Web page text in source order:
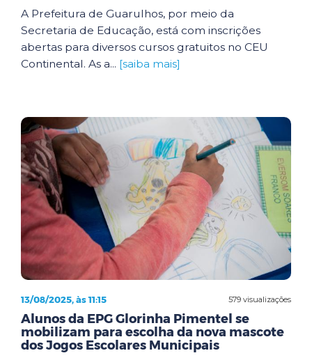
A Prefeitura de Guarulhos, por meio da
Secretaria de Educação, está com inscrições
abertas para diversos cursos gratuitos no CEU
Continental. As a... [saiba mais]
579 visualizações
13/08/2025, às 11:15
Alunos da EPG Glorinha Pimentel se
mobilizam para escolha da nova mascote
dos Jogos Escolares Municipais